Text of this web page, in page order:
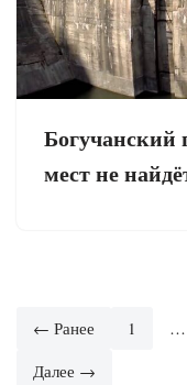
Богучанский
мест не
← Ранее 1 …
Далее →